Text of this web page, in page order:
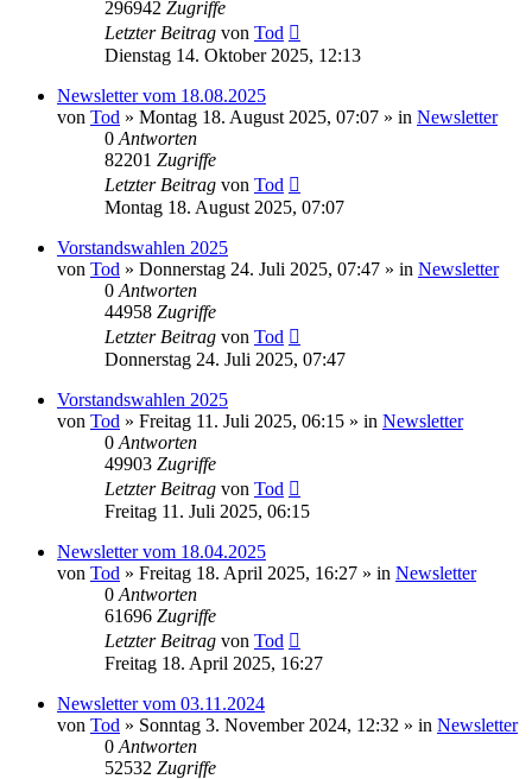
296942 Zugriffe
Letzter Beitrag von Tod
Dienstag 14. Oktober 2025, 12:13
Newsletter vom 18.08.2025
von Tod » Montag 18. August 2025, 07:07 » in Newsletter
0 Antworten
82201 Zugriffe
Letzter Beitrag von Tod
Montag 18. August 2025, 07:07
Vorstandswahlen 2025
von Tod » Donnerstag 24. Juli 2025, 07:47 » in Newsletter
0 Antworten
44958 Zugriffe
Letzter Beitrag von Tod
Donnerstag 24. Juli 2025, 07:47
Vorstandswahlen 2025
von Tod » Freitag 11. Juli 2025, 06:15 » in Newsletter
0 Antworten
49903 Zugriffe
Letzter Beitrag von Tod
Freitag 11. Juli 2025, 06:15
Newsletter vom 18.04.2025
von Tod » Freitag 18. April 2025, 16:27 » in Newsletter
0 Antworten
61696 Zugriffe
Letzter Beitrag von Tod
Freitag 18. April 2025, 16:27
Newsletter vom 03.11.2024
von Tod » Sonntag 3. November 2024, 12:32 » in Newsletter
0 Antworten
52532 Zugriffe